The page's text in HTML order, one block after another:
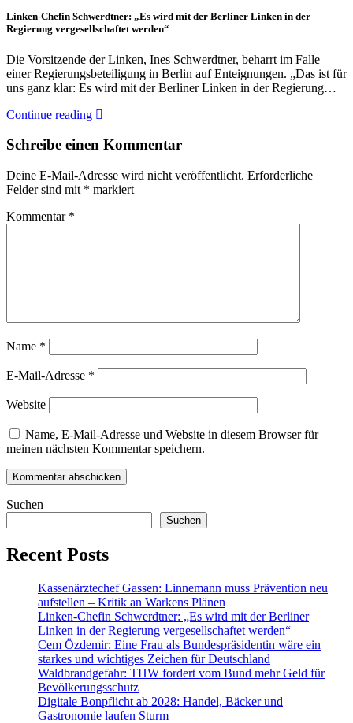
Linken-Chefin Schwerdtner: „Es wird mit der Berliner Linken in der
Regierung vergesellschaftet werden“
Die Vorsitzende der Linken, Ines Schwerdtner, beharrt im Falle
einer Regierungsbeteiligung in Berlin auf Enteignungen. „Das ist für
uns ganz klar: Es wird mit der Berliner Linken in der Regierung…
Continue reading
Schreibe einen Kommentar
Deine E-Mail-Adresse wird nicht veröffentlicht. Erforderliche
Felder sind mit * markiert
Kommentar *
Name *
E-Mail-Adresse *
Website
Name, E-Mail-Adresse und Website in diesem Browser für
meinen nächsten Kommentar speichern.
Suchen
Suchen
Recent Posts
Kassenärztechef Gassen: Linnemann muss Prävention neu
aufstellen – Kritik an Warkens Plänen
Linken-Chefin Schwerdtner: „Es wird mit der Berliner
Linken in der Regierung vergesellschaftet werden“
Cem Özdemir: Eine Frau als Bundespräsidentin wäre ein
starkes und wichtiges Zeichen für Deutschland
Waldbrandgefahr: THW fordert vom Bund mehr Geld für
Bevölkerungsschutz
Digitale Bonpflicht ab 2028: Handel, Bäcker und
Gastronomie laufen Sturm